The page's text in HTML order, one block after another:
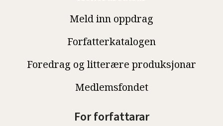
Meld inn oppdrag
Forfatterkatalogen
Foredrag og litterære produksjonar
Medlemsfondet
For forfattarar